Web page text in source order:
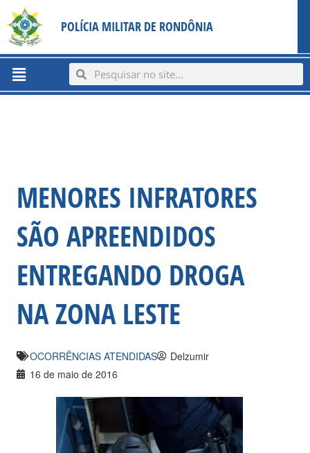
content
para
conteúdo
POLÍCIA MILITAR DE RONDÔNIA
Menu SearchSearch
MENORES INFRATORES
SÃO APREENDIDOS
ENTREGANDO DROGA
NA ZONA LESTE
OCORRÊNCIAS ATENDIDAS
Delzumir
16 de maio de 2016